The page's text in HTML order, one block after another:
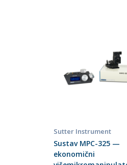
Sutter Instrument
Sustav MPC-325 —
ekonomični